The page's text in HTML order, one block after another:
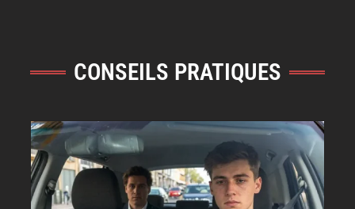
CONSEILS PRATIQUES